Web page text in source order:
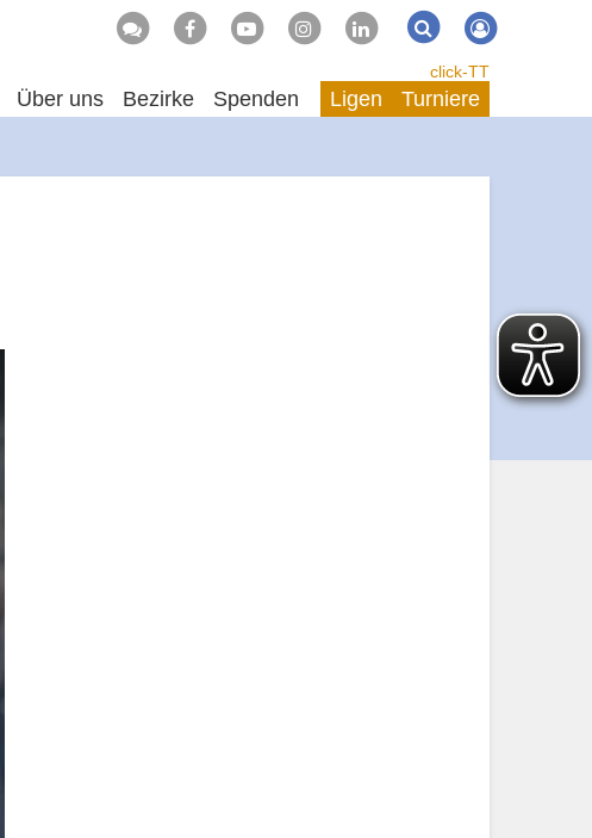
Suche Suchen
Über uns Bezirke Spenden
click-TT
Ligen Turniere